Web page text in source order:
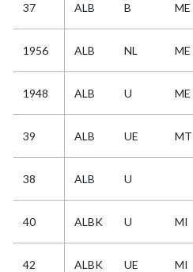
37 ALB B ME
1956 ALB NL ME
1948 ALB U ME
39 ALB UE MT
38 ALB U
40 ALBK U MI
42 ALBK UE MI